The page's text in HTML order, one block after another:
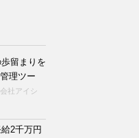
留まりを
理ツー
会社アイシ
2千万円